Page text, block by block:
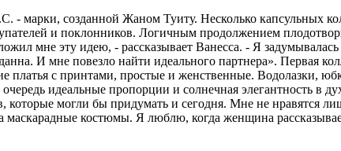
- марки, созданной Жаном Туиту. Несколько капсульных
и поклонников. Логичным продолжением
мне эту идею, - рассказывает Ванесса. - Я
И мне повезло найти идеального партнера». Первая
платья с принтами, простые и женственные. Водолазки,
идеальные пропорции и солнечная элегантность в
которые могли бы придумать и сегодня. Мне не нравятся
костюмы. Я люблю, когда женщина